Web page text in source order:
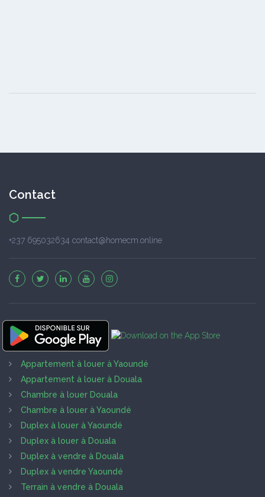
Contact
+237 695032634 contact@homecm.online
Appartement à louer à Yaoundé
Appartement à louer à Douala
Chambre à louer Douala
Chambre à louer à Yaoundé
Duplex à louer à Yaoundé
Duplex à louer à Douala
Duplex à vendre à Douala
Duplex à vendre Yaoundé
Terrain à vendre à Douala